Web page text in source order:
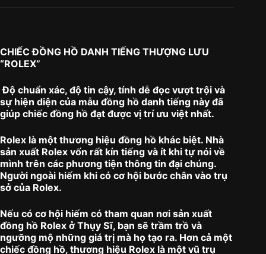
CHIẾC ĐỒNG HỒ DANH TIẾNG THƯỢNG LƯU
“ROLEX”
Độ chuẩn xác, độ tin cậy, tính dễ đọc vượt trội và
sự hiện diện của mẫu đồng hồ danh tiếng này đã
giúp chiếc đồng hồ đạt được vị trí ưu việt nhất.
Rolex là một thương hiệu đồng hồ khác biệt. Nhà
sản xuất Rolex vốn rất kín tiếng và ít khi tự nói về
mình trên các phương tiện thông tin đại chúng.
Người ngoài hiếm khi có cơ hội bước chân vào trụ
sở của Rolex.
Nếu có cơ hội hiếm có tham quan nơi sản xuất
đồng hồ Rolex ở Thụy Sĩ, bạn sẽ trầm trồ và
ngưỡng mộ những giá trị mà họ tạo ra. Hơn cả một
chiếc đồng hồ, thương hiệu Rolex là một vũ trụ